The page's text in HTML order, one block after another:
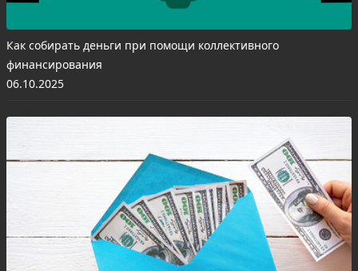
Как собирать деньги при помощи коллективного
финансирования
06.10.2025